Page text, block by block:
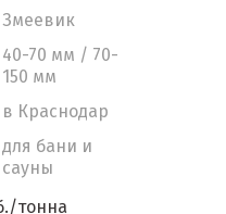
Змеевик
40-70 мм / 70-
150 мм
в Краснодар
для бани и
сауны
тонна